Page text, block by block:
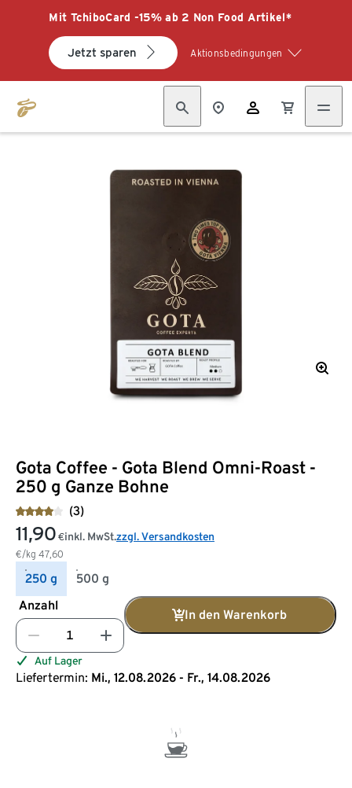
Mit TchiboCard -15% ab 2 Non Food Artikel*
Jetzt sparen Aktionsbedingungen
Gota Coffee - Gota Blend Omni-Roast -
250 g Ganze Bohne
(3)
11,90 €
€/kg 47,60
inkl. MwSt.zzgl. Versandkosten
250 g
500 g
Anzahl
In den Warenkorb
Auf Lager
Liefertermin: Mi., 12.08.2026 - Fr., 14.08.2026